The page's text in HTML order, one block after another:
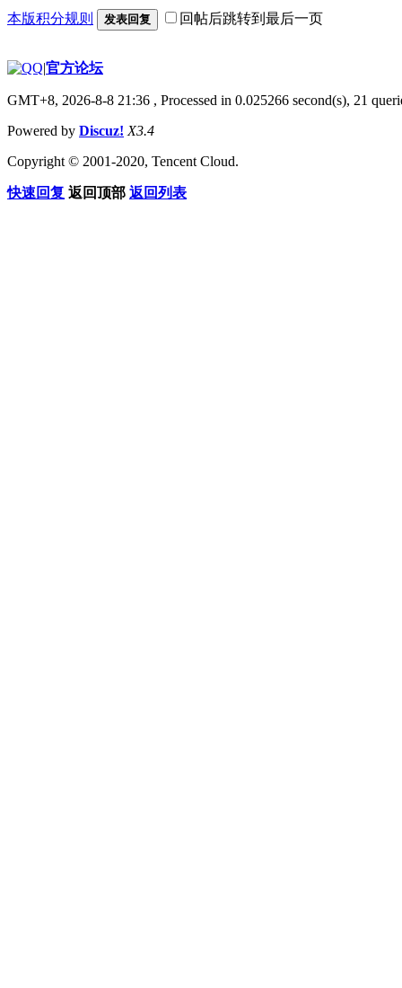
本版积分规则 发表回复 回帖后跳转到最后一页
|官方论坛
GMT+8, 2026-8-8 21:36 , Processed in 0.025266 second(s), 21
Powered by Discuz! X3.4
Copyright © 2001-2020, Tencent Cloud.
快速回复 返回顶部 返回列表